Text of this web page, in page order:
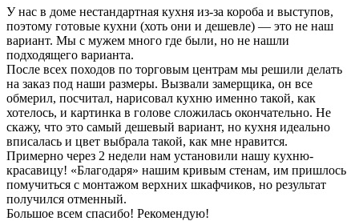
У нас в доме нестандартная кухня из-за короба и выступов,
поэтому готовые кухни (хоть они и дешевле) — это не наш
вариант. Мы с мужем много где были, но не нашли
подходящего варианта.
После всех походов по торговым центрам мы решили делать
на заказ под наши размеры. Вызвали замерщика, он все
обмерил, посчитал, нарисовал кухню именно такой, как
хотелось, и картинка в голове сложилась окончательно. Не
скажу, что это самый дешевый вариант, но кухня идеально
вписалась и цвет выбрала такой, как мне нравится.
Примерно через 2 недели нам установили нашу кухню-
красавицу! «Благодаря» нашим кривым стенам, им пришлось
помучиться с монтажом верхних шкафчиков, но результат
получился отменный.
Большое всем спасибо! Рекомендую!